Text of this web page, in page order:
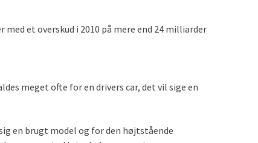
et overskud i 2010 på mere end 24 milliarder
meget ofte for en drivers car, det vil sige en
en brugt model og for den højtstående